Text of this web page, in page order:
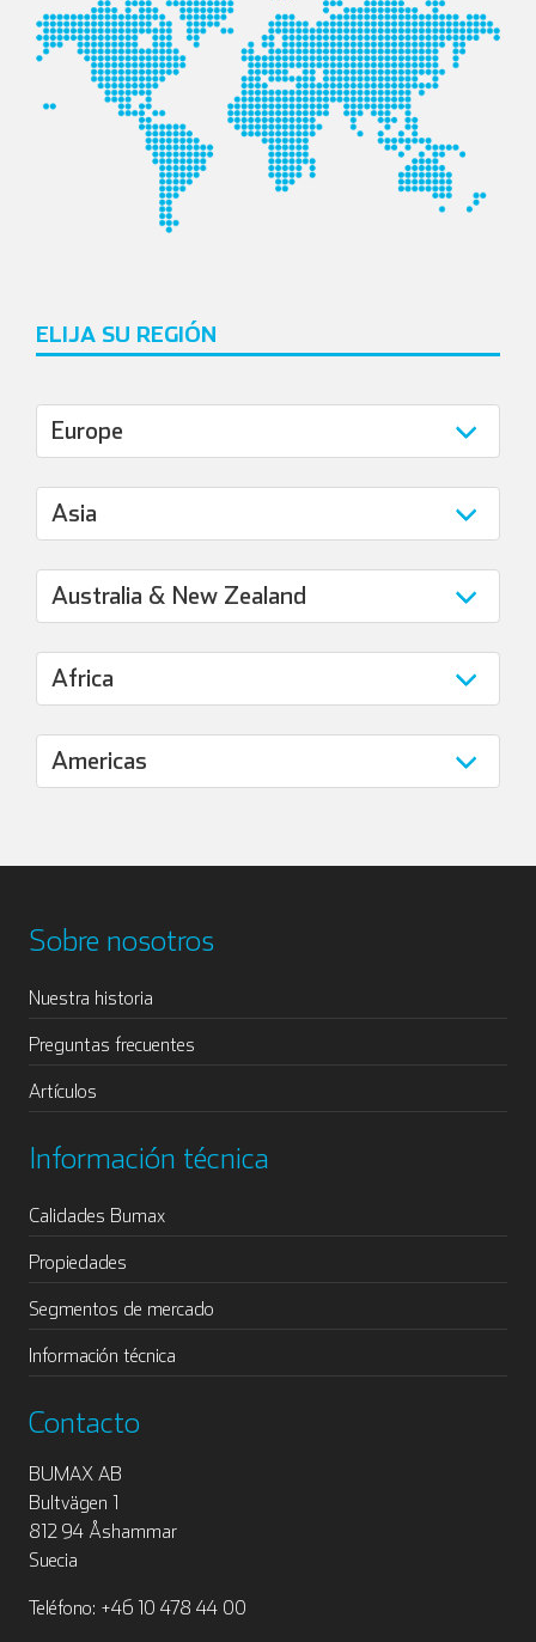
ELIJA SU REGIÓN
Sobre nosotros
Nuestra historia
Preguntas frecuentes
Artículos
Información técnica
Calidades Bumax
Propiedades
Segmentos de mercado
Información técnica
Contacto
BUMAX AB
Bultvägen 1
812 94 Åshammar
Suecia
Teléfono: +46 10 478 44 00